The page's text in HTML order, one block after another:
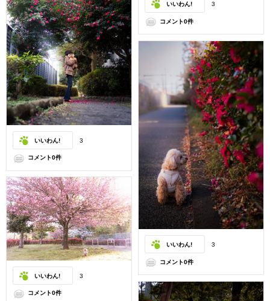
いいわん! 3
コメント0件
いいわん! 3
コメント0件
いいわん! 3
コメント0件
いいわん! 3
コメント0件